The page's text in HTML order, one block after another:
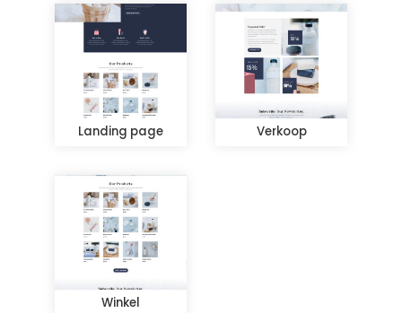
Landing page Verkoop
Winkel